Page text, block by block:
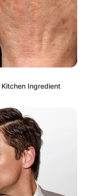
Ingredient